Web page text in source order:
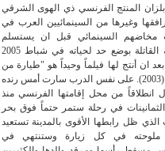
بلزان المنتج الفرنسي ذي الهوى الشرقي
وغيرها من السينمائيين العرب في
مخاضهم السينمائي قبل ان يستسلم
لرغبته القاتلة بوضع حد لحياته في شباط 2005
ان أنتج لها فيلماً وحيداً هو "طيارة من
ورق" (2003). على نفس الدرب سارت أمس رنده
انطلاقاً من محل إقامتها الفرنسي منذ
الثمانينات في رحلة ستمر حتماً فوق بحر
الذي ظل رابطها الأقوى بالمدينة تستعيد
في كل زيارة وستنتهي في